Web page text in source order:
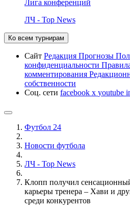
Лига конференций
ЛЧ - Top News
Ко всем турнирам
Сайт Редакция Прогнозы
конфиденциальности
комментирования
собственности
Соц. сети facebook x youtube
Футбол 24
Новости футбола
ЛЧ - Top News
Клопп получил
карьеры тренера – Хави и
среди конкурентов